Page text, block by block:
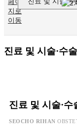
진료 및 시술·수
진료 및 시술·수
SEOCHO RIHAN